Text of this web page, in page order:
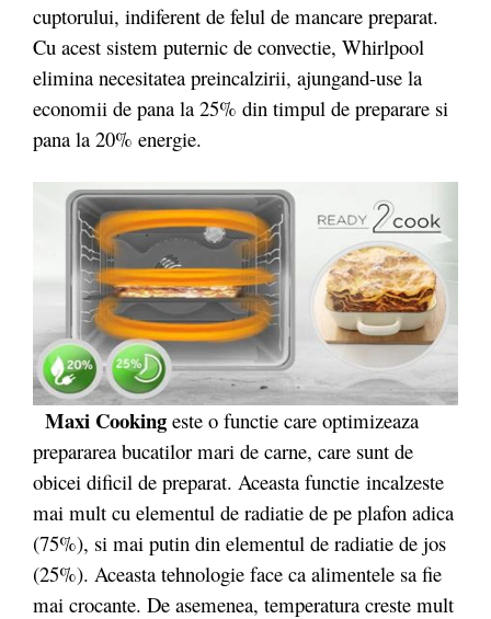
cuptorului, indiferent de felul de mancare preparat.
Cu acest sistem puternic de convectie, Whirlpool
elimina necesitatea preincalzirii, ajungand-use la
economii de pana la 25% din timpul de preparare si
pana la 20% energie.
Maxi Cooking este o functie care optimizeaza
prepararea bucatilor mari de carne, care sunt de
obicei dificil de preparat. Aceasta functie incalzeste
mai mult cu elementul de radiatie de pe plafon adica
(75%), si mai putin din elementul de radiatie de jos
(25%). Aceasta tehnologie face ca alimentele sa fie
mai crocante. De asemenea, temperatura creste mult